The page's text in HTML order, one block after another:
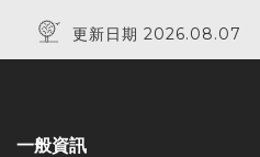
更新日期 2026.08.07
一般資訊